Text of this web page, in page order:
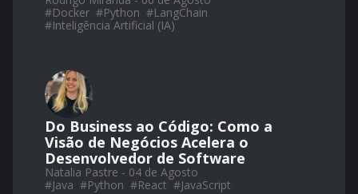
#Docker #Python #LangChain
#Inteligência Artificial (IA)
Do Business ao Código: Como a
Visão de Negócios Acelera o
Desenvolvedor de Software
Natalia Pastre - 04 de Agosto
#Java #Python #React #JavaScript